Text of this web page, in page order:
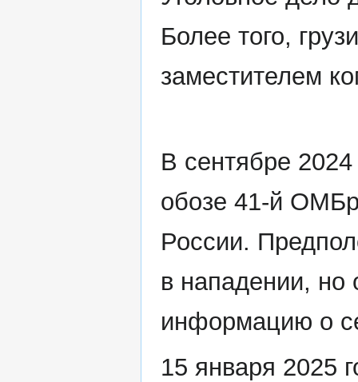
Более того,
заместителем
В сентябре
обозе 41-й
России.
в нападении, но
информацию о
15 января 2025